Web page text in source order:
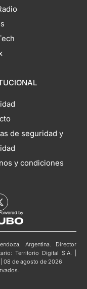
de seguridad y
y condiciones
Argentina. Director
Territorio Digital S.A. |
| 08 de agosto de 2026